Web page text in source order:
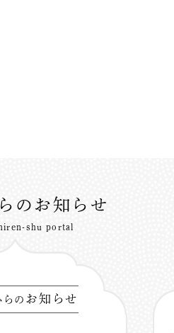
のお知らせ
shu portal
らの お知らせ